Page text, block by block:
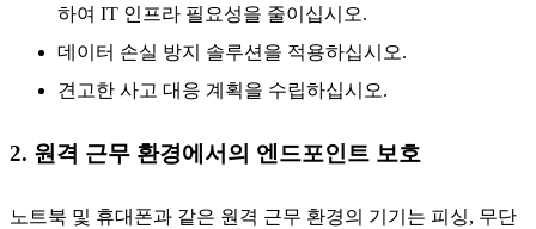
하여 IT 인프라 필요성을 줄이십시오.
데이터 손실 방지 솔루션을 적용하십시오.
견고한 사고 대응 계획을 수립하십시오.
2. 원격 근무 환경에서의 엔드포인트 보호
노트북 및 휴대폰과 같은 원격 근무 환경의 기기는 피싱, 무단